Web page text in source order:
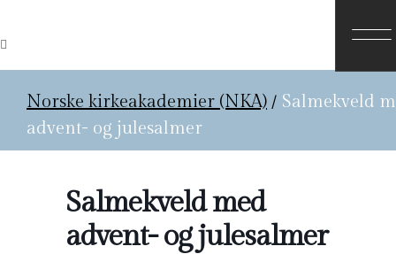
Norske kirkeakademier (NKA) / Salmekveld
advent- og julesalmer
Salmekveld med
advent- og julesalmer